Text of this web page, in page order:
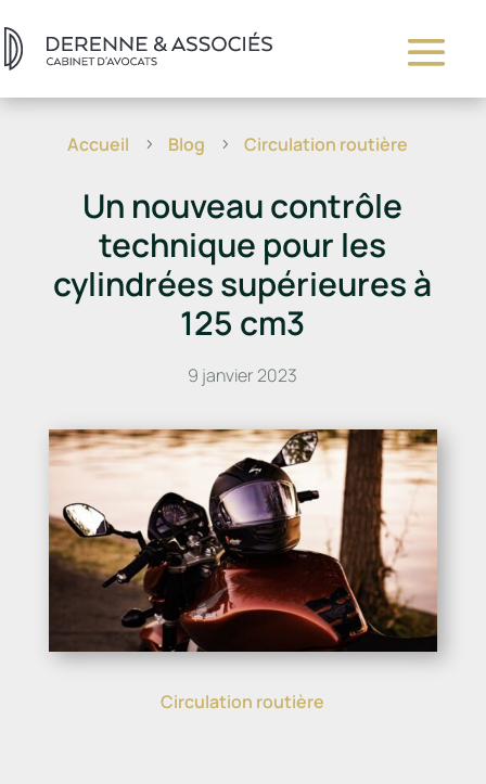
Accueil 5 Blog 5 Circulation routière
Un nouveau contrôle
technique pour les
cylindrées supérieures à
125 cm3
9 janvier 2023
Circulation routière